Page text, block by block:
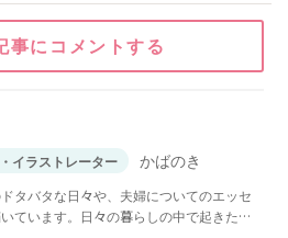
事にコメントする
イラストレーター かばのき
タバタな日々や、夫婦についてのエッセ
ています。日々の暮らしの中で起きた面